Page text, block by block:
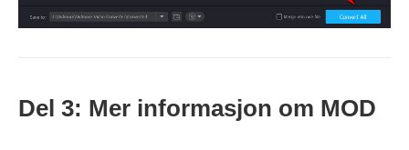
Del 3: Mer informasjon om MOD